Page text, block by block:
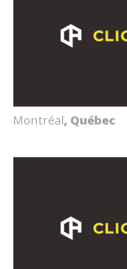
Montréal, Québec